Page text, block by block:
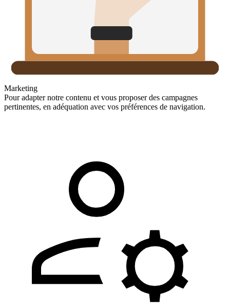
Marketing
Pour adapter notre contenu et vous proposer des campagnes
pertinentes, en adéquation avec vos préférences de navigation.